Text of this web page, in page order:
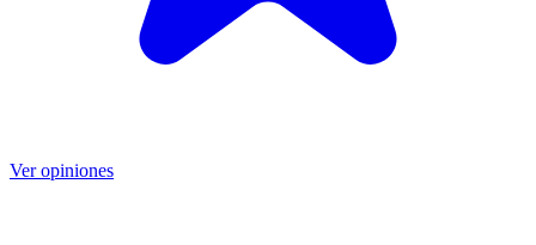
Ver opiniones